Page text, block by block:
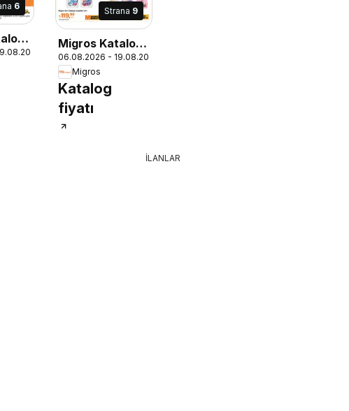
6 Strana 9
Migros Katalog
- 5M Migroskop
Dijital
06.08.2026 - 19.08.2026
Migros
Katalog
fiyatı
İLANLAR